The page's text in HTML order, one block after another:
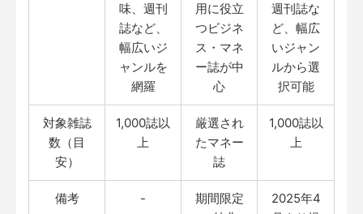
味、週刊
誌など、
幅広いジ
ャンルを
網羅
用に役立
つビジネ
ス・マネ
ー誌が中
心
週刊誌な
ど、幅広
いジャン
ルから選
択可能
対象雑誌
数（目
安）
1,000誌以
上
厳選され
たマネー
誌
1,000誌以
上
備考 -
期間限定
2025年4